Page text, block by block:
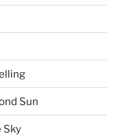
Sun
Sky